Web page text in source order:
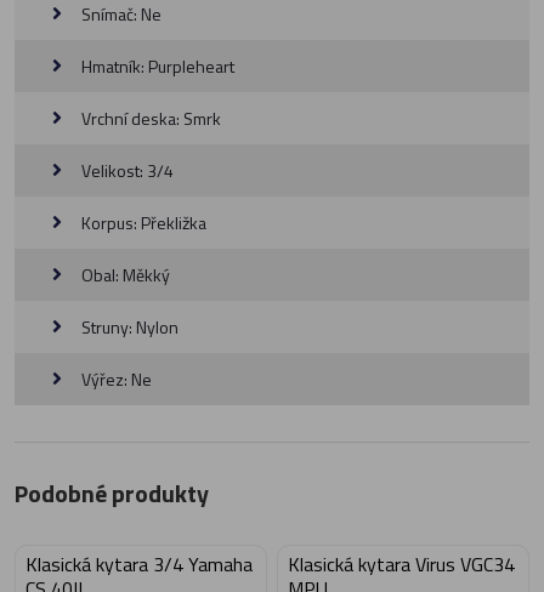
Snímač: Ne
Hmatník: Purpleheart
Vrchní deska: Smrk
Velikost: 3/4
Korpus: Překližka
Obal: Měkký
Struny: Nylon
Výřez: Ne
Podobné produkty
Klasická kytara 3/4 Yamaha
Klasická kytara Virus VGC34